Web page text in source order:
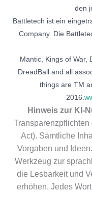
den
Battletech ist ein
Company. Die
Mantic, Kings of War,
DreadBall and all
things are TM
2016.
Hinweis zur KI-
Transparenzpflichten
Act). Sämtliche
Vorgaben und
Werkzeug zur
die Lesbarkeit und
erhöhen. Jedes